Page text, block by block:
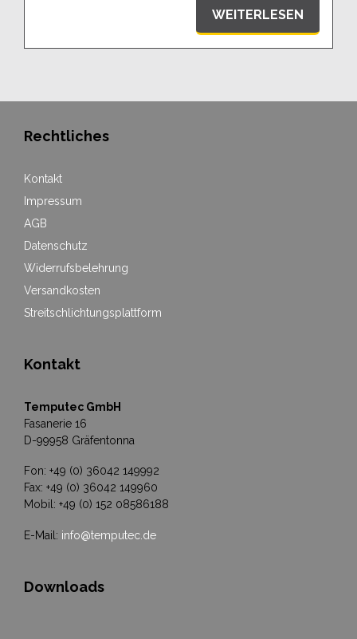
WEITERLESEN
Rechtliches
Kontakt
Impressum
AGB
Datenschutz
Widerrufsbelehrung
Versandkosten
Streitschlichtungsplattform
Kontakt
Temputec GmbH
Fasanerie 16
D-99958 Gräfentonna
Fon: +49 (0) 36042 149992
Fax: +49 (0) 36042 149960
Mobil: +49 (0) 152 08586188
E-Mail: info@temputec.de
Downloads